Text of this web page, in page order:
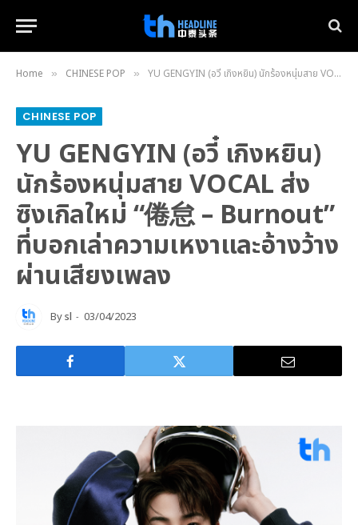
Home » CHINESE POP » YU GENGYIN (อวี๋ เกิงหยิน) นักร้องหนุ่มสาย VOCAL ส่งซิงเกิลใหม่ “倦怠 – Burnout” ที่บอกเล่าความเหงาและอ้างว้างผ่านเสียงเพลง
CHINESE POP
YU GENGYIN (อวี๋ เกิงหยิน)
นักร้องหนุ่มสาย VOCAL ส่ง
ซิงเกิลใหม่ “倦怠 – Burnout”
ที่บอกเล่าความเหงาและอ้างว้าง
ผ่านเสียงเพลง
Bysl 03/04/2023